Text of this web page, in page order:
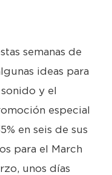
semanas de
ideas para
y el
especial
en seis de sus
para el March
unos días